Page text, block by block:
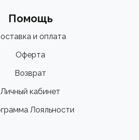
Помощь
и оплата
Оферта
Возврат
Личный кабинет
Лояльности